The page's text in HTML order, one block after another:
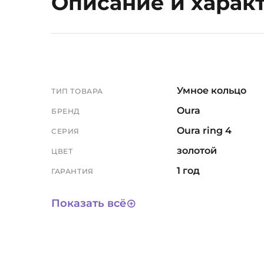
ТИП ТОВАРА Умное кольцо
БРЕНД Oura
СЕРИЯ Oura ring 4
ЦВЕТ золотой
ГАРАНТИЯ 1 год
Показать всё